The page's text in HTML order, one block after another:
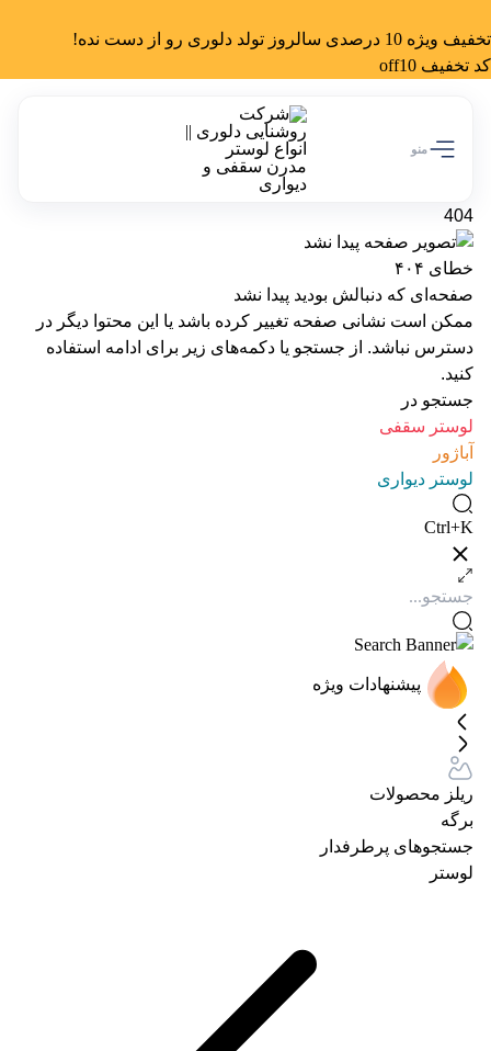
تخفیف ویژه 10 درصدی سالروز تولد دلوری رو از دست نده!
کد تخفیف off10
منو
404
خطای ۴۰۴
صفحه‌ای که دنبالش بودید پیدا نشد
ممکن است نشانی صفحه تغییر کرده باشد یا این محتوا دیگر در
دسترس نباشد. از جستجو یا دکمه‌های زیر برای ادامه استفاده
کنید.
جستجو در
لوستر سقفی
آباژور
لوستر دیواری
Ctrl+K
پیشنهادات ویژه
ریلز محصولات
برگه
جستجوهای پرطرفدار
لوستر